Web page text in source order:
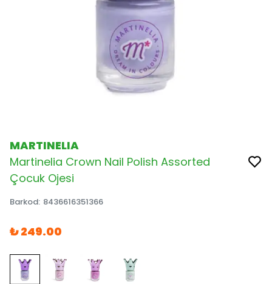
MARTINELIA
Martinelia Crown Nail Polish Assorted
Çocuk Ojesi
Barkod: 8436616351366
₺ 249.00